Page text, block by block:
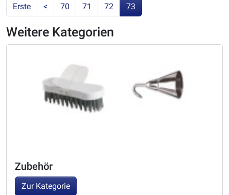
Erste < 70 71 72 73
Weitere Kategorien
Zubehör
Zur Kategorie